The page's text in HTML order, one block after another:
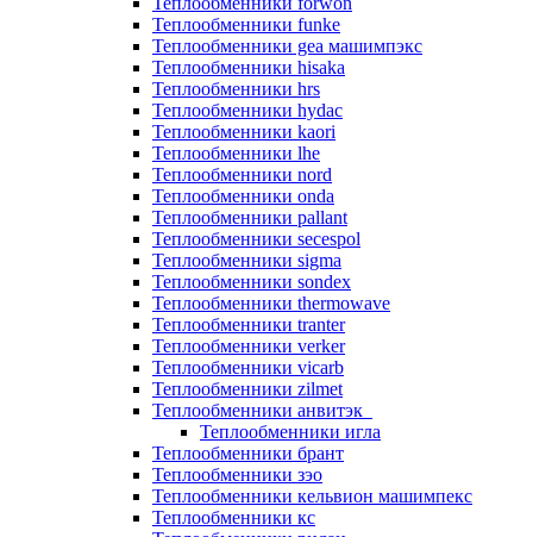
Теплообменники funke
Теплообменники gea машимпэкс
Теплообменники hisaka
Теплообменники hrs
Теплообменники hydac
Теплообменники kaori
Теплообменники lhe
Теплообменники nord
Теплообменники onda
Теплообменники pallant
Теплообменники secespol
Теплообменники sigma
Теплообменники sondex
Теплообменники thermowave
Теплообменники tranter
Теплообменники verker
Теплообменники vicarb
Теплообменники zilmet
Теплообменники анвитэк
Теплообменники игла
Теплообменники брант
Теплообменники зэо
Теплообменники кельвион машимпекс
Теплообменники кс